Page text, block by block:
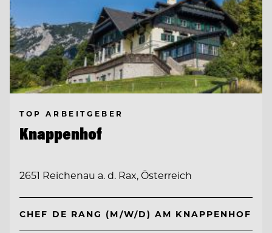
TOP ARBEITGEBER
Knappenhof
2651 Reichenau a. d. Rax, Österreich
CHEF DE RANG (M/W/D) AM KNAPPENHOF